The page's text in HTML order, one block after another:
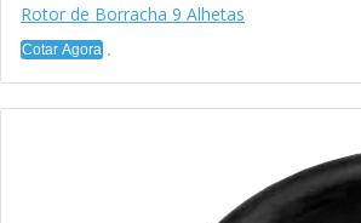
Rotor de Borracha 9 Alhetas
Cotar Agora